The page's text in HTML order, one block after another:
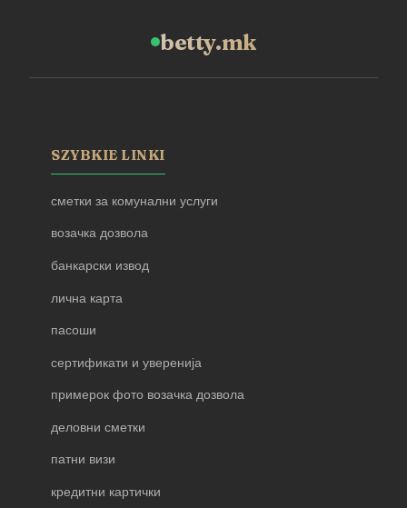
betty.mk
SZYBKIE LINKI
сметки за комунални услуги
возачка дозвола
банкарски извод
лична карта
пасоши
сертификати и уверенија
примерок фото возачка дозвола
деловни сметки
патни визи
кредитни картички